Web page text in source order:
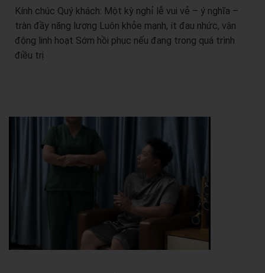
Kính chúc Quý khách: Một kỳ nghỉ lễ vui vẻ – ý nghĩa –
tràn đầy năng lượng Luôn khỏe mạnh, ít đau nhức, vận
động linh hoạt Sớm hồi phục nếu đang trong quá trình
điều trị